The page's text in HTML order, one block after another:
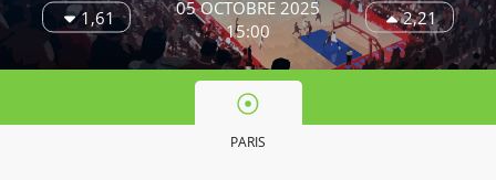
1,61
05 OCTOBRE 2025
15:00
2,21
PARIS